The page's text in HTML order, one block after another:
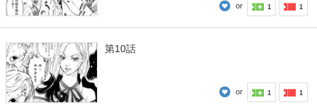
or 1 1
第10話
or 1 1